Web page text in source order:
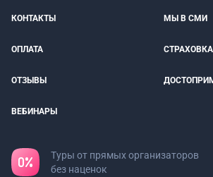
КОНТАКТЫ МЫ В СМИ
ОПЛАТА
ОТЗЫВЫ
ВЕБИНАРЫ
Туры от прямых организаторов
без наценок